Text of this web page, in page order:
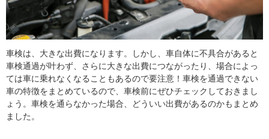
車検は、大きな出費になります。しかし、車自体に不具合があると
車検通過が叶わず、さらに大きな出費につながったり、場合によっ
ては車に乗れなくなることもあるので要注意！車検を通過できない
車の特徴をまとめているので、車検前にぜひチェックしておきまし
ょう。車検を通らなかった場合、どういい出費があるのかもまとめ
ました。